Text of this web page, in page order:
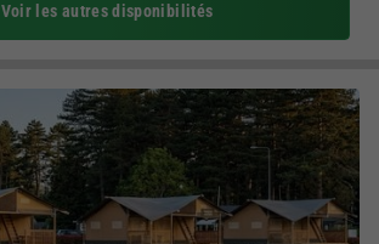
Voir les autres disponibilités